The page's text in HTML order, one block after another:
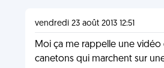
vendredi 23 août 2013 12:51
Moi ça me rappelle une vidéo
canetons qui marchent sur